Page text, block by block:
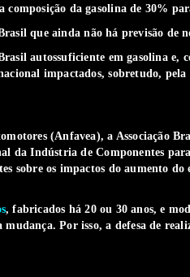
da gasolina de 30%
que ainda não há previsão de
autossuficiente em gasolina e,
impactados, sobretudo,
(Anfavea), a Associação
da Indústria de Componentes
sobre os impactos do aumento
, fabricados há 20 ou 30 anos, e
Por isso, a defesa de